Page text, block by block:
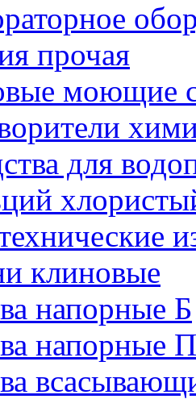
прочая
моющие
для
клиновые
напорные Б
напорные П